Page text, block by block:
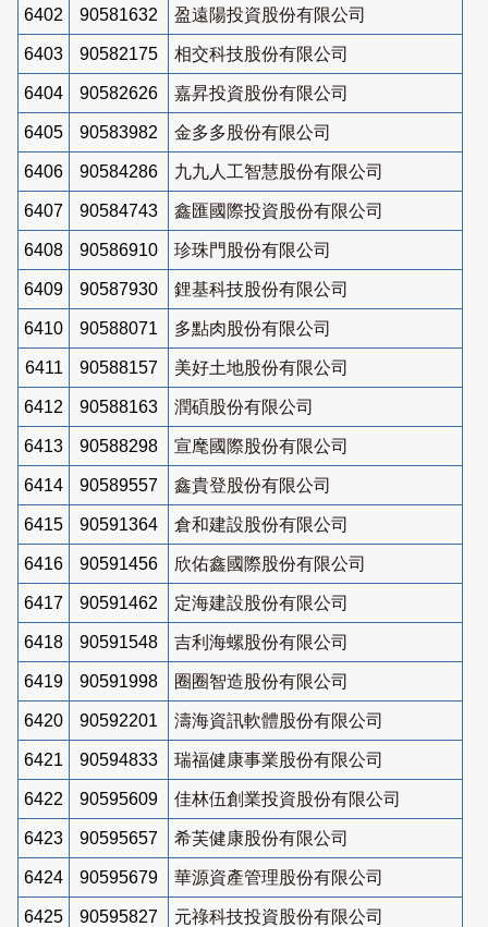
6402 90581632 盈遠陽投資股份有限公司
6403 90582175 相交科技股份有限公司
6404 90582626 嘉昇投資股份有限公司
6405 90583982 金多多股份有限公司
6406 90584286 九九人工智慧股份有限公司
6407 90584743 鑫匯國際投資股份有限公司
6408 90586910 珍珠門股份有限公司
6409 90587930 鋰基科技股份有限公司
6410 90588071 多點肉股份有限公司
6411 90588157 美好土地股份有限公司
6412 90588163 潤碩股份有限公司
6413 90588298 宣麾國際股份有限公司
6414 90589557 鑫貴登股份有限公司
6415 90591364 倉和建設股份有限公司
6416 90591456 欣佑鑫國際股份有限公司
6417 90591462 定海建設股份有限公司
6418 90591548 吉利海螺股份有限公司
6419 90591998 圈圈智造股份有限公司
6420 90592201 濤海資訊軟體股份有限公司
6421 90594833 瑞福健康事業股份有限公司
6422 90595609 佳林伍創業投資股份有限公司
6423 90595657 希芙健康股份有限公司
6424 90595679 華源資產管理股份有限公司
6425 90595827 元祿科技投資股份有限公司